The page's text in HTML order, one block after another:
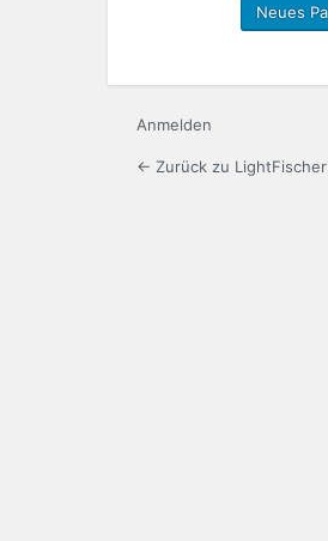
Anmelden
← Zurück zu LightFischer